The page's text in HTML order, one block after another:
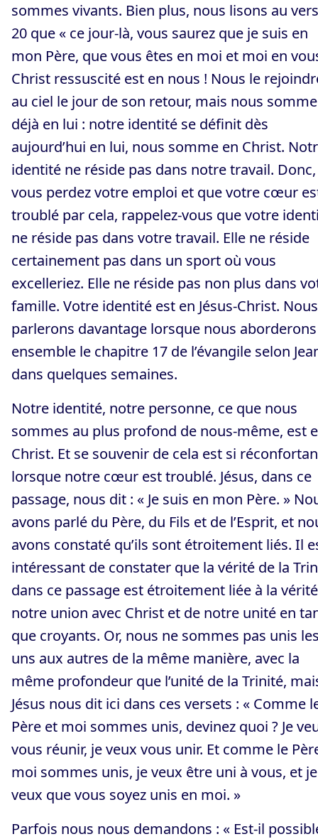
sommes vivants. Bien plus, nous lisons au
20 que « ce jour-là, vous saurez que je suis en
mon Père, que vous êtes en moi et moi en
Christ ressuscité est en nous ! Nous le
au ciel le jour de son retour, mais nous
déjà en lui : notre identité se définit dès
aujourd’hui en lui, nous somme en Christ.
identité ne réside pas dans notre travail.
vous perdez votre emploi et que votre cœur
troublé par cela, rappelez-vous que votre
ne réside pas dans votre travail. Elle ne réside
certainement pas dans un sport où vous
excelleriez. Elle ne réside pas non plus dans
famille. Votre identité est en Jésus-Christ.
parlerons davantage lorsque nous aborderons
ensemble le chapitre 17 de l’évangile selon
dans quelques semaines.
Notre identité, notre personne, ce que nous
sommes au plus profond de nous-même, est
Christ. Et se souvenir de cela est si
lorsque notre cœur est troublé. Jésus, dans ce
passage, nous dit : « Je suis en mon Père. »
avons parlé du Père, du Fils et de l’Esprit, et
avons constaté qu’ils sont étroitement liés. Il
intéressant de constater que la vérité de la
dans ce passage est étroitement liée à la
notre union avec Christ et de notre unité en
que croyants. Or, nous ne sommes pas unis
uns aux autres de la même manière, avec la
même profondeur que l’unité de la Trinité,
Jésus nous dit ici dans ces versets : « Comme
Père et moi sommes unis, devinez quoi ? Je
vous réunir, je veux vous unir. Et comme le
moi sommes unis, je veux être uni à vous, et je
veux que vous soyez unis en moi. »
Parfois nous nous demandons : « Est-il